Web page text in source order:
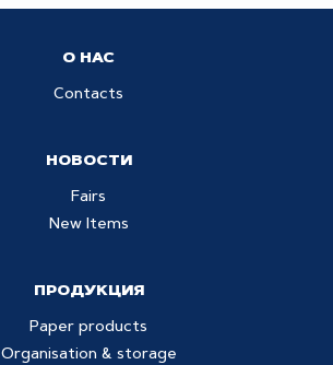
О НАС
Contacts
НОВОСТИ
Fairs
New Items
ПРОДУКЦИЯ
Paper products
Organisation & storage